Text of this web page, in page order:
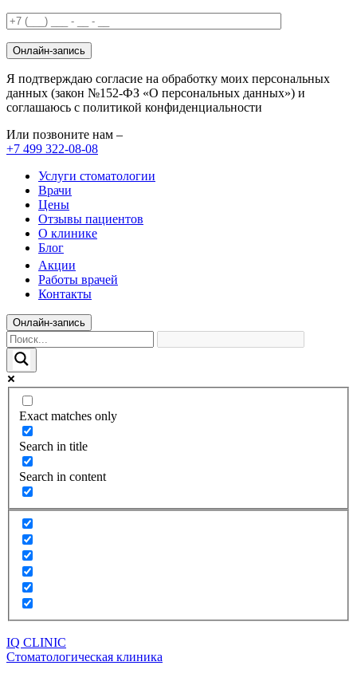
Онлайн-запись
Я подтверждаю согласие на обработку моих персональных
данных (закон №152-ФЗ «О персональных данных») и
соглашаюсь с политикой конфиденциальности
Или позвоните нам –
+7 499 322-08-08
Услуги стоматологии
Врачи
Цены
Отзывы пациентов
О клинике
Блог
Акции
Работы врачей
Контакты
Онлайн-запись
Exact matches only
Search in title
Search in content
IQ CLINIC
Стоматологическая клиника